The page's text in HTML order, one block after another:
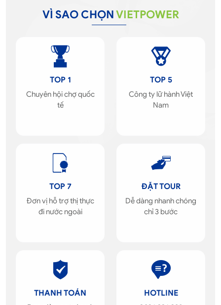
VÌ SAO CHỌNVIETPOWER
TOP 1
Chuyên hội chợ quốc
tế
TOP 5
Công ty lữ hành Việt
Nam
TOP 7
Đơn vị hỗ trợ thị thực
đi nước ngoài
ĐẶT TOUR
Dễ dàng nhanh chóng
chỉ 3 bước
THANH TOÁN HOTLINE